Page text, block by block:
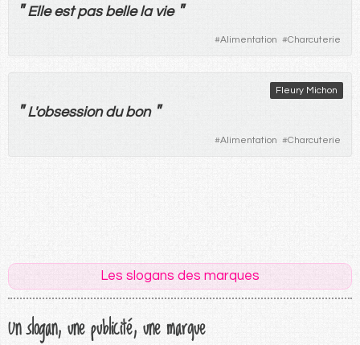
" Elle est pas belle la vie "
#Alimentation #Charcuterie
Fleury Michon
"L'obsession du bon "
#Alimentation #Charcuterie
Les slogans des marques
Un slogan, une publicité, une marque